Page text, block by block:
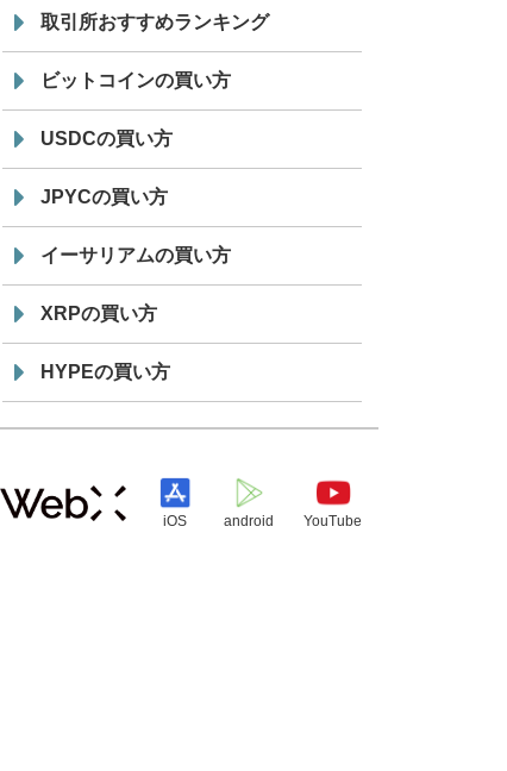
19:30
てステーブルコイン「JPYSC」徹底解
説セミナーを開催
取引所おすすめランキング
ビットコインの買い方
USDCの買い方
JPYCの買い方
イーサリアムの買い方
XRPの買い方
HYPEの買い方
iOS android YouTube